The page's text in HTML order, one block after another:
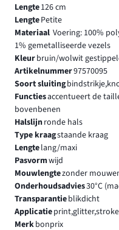
Lengte126 cm
LengtePetite
Materiaal Voering: 100%
1% gemetalliseerde vezels
Kleurbruin/wolwit
Artikelnummer97570095
Soort sluiting
Functiesaccentueert de
bovenbenen
Halslijnronde hals
Type kraagstaande kraag
Lengtelang/maxi
Pasvormwijd
Mouwlengtezonder
Onderhoudsadvies30°C
Transparantieblikdicht
Applicatie
Merkbonprix